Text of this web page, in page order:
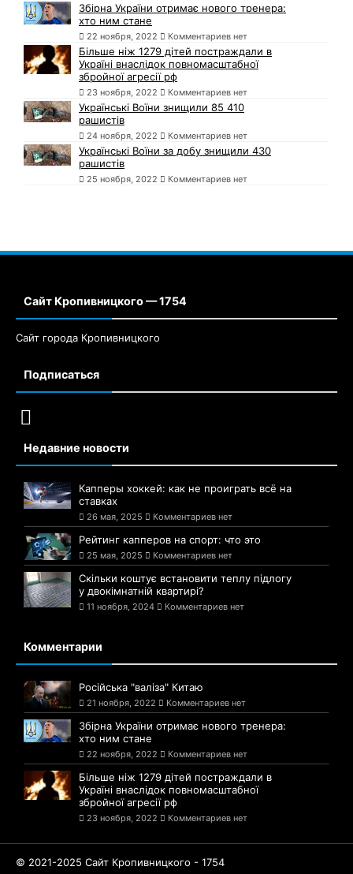
Збірна України отримає нового тренера:
хто ним стане
22 ноября, 2022 Комментариев нет
Більше ніж 1279 дітей постраждали в
Україні внаслідок повномасштабної
збройної агресії рф
23 ноября, 2022 Комментариев нет
Українські Воїни знищили 85 410
рашистів
24 ноября, 2022 Комментариев нет
Українські Воїни за добу знищили 430
рашистів
25 ноября, 2022 Комментариев нет
Сайт Кропивницкого — 1754
Сайт города Кропивницкого
Подписаться
Недавние новости
Капперы хоккей: как не проиграть всё на
ставках
26 мая, 2025 Комментариев нет
Рейтинг капперов на спорт: что это
25 мая, 2025 Комментариев нет
Скільки коштує встановити теплу підлогу
у двокімнатній квартирі?
11 ноября, 2024 Комментариев нет
Комментарии
Російська "валіза" Китаю
21 ноября, 2022 Комментариев нет
Збірна України отримає нового тренера:
хто ним стане
22 ноября, 2022 Комментариев нет
Більше ніж 1279 дітей постраждали в
Україні внаслідок повномасштабної
збройної агресії рф
23 ноября, 2022 Комментариев нет
© 2021-2025 Сайт Кропивницкого - 1754